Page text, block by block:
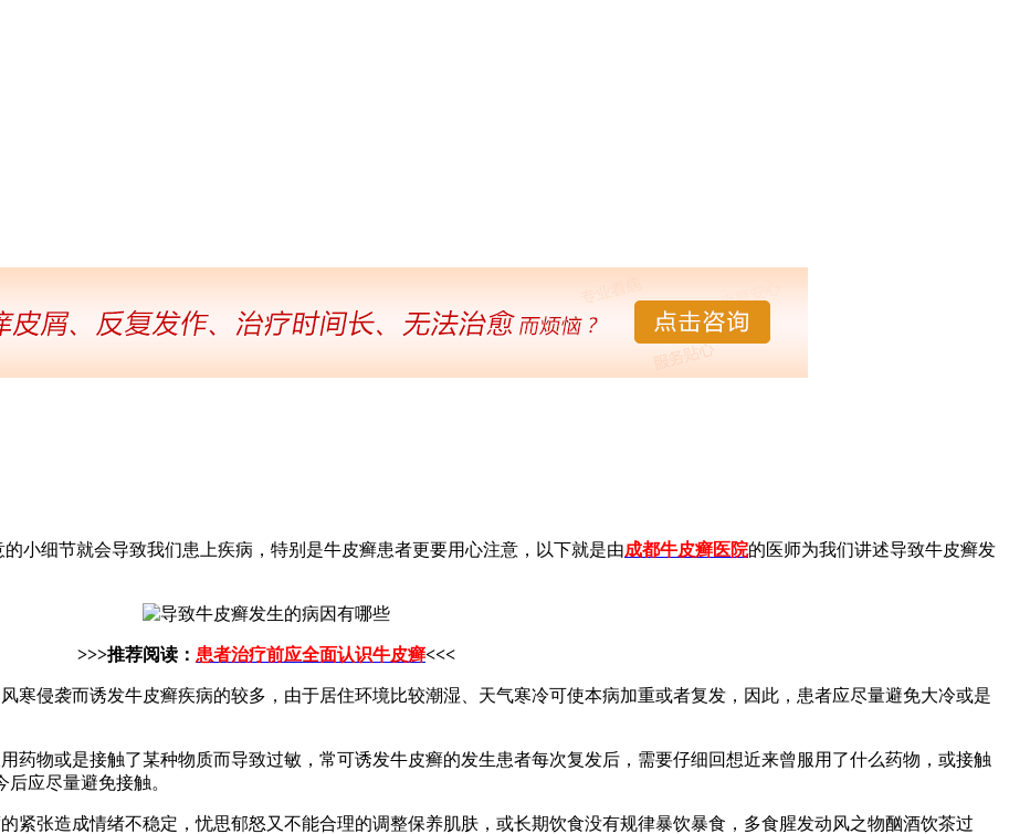
小细节就会导致我们患上疾病，特别是牛皮癣患者更要用心注意，以下就是由成都牛皮癣医院的医师为我们讲述导致牛皮癣发
>>>推荐阅读： 患者治疗前应全面认识牛皮癣<<<
寒侵袭而诱发牛皮癣疾病的较多，由于居住环境比较潮湿、天气寒冷可使本病加重或者复发，因此，患者应尽量避免大冷或是
药物或是接触了某种物质而导致过敏，常可诱发牛皮癣的发生患者每次复发后，需要仔细回想近来曾服用了什么药物，或接触
应尽量避免接触。
紧张造成情绪不稳定，忧思郁怒又不能合理的调整保养肌肤，或长期饮食没有规律暴饮暴食，多食腥发动风之物酗酒饮茶过